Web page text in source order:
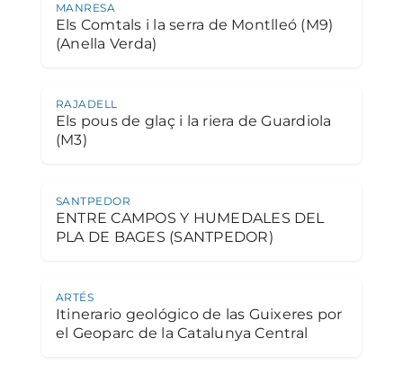
MANRESA
Els Comtals i la serra de Montlleó (M9)
(Anella Verda)
RAJADELL
Els pous de glaç i la riera de Guardiola
(M3)
SANTPEDOR
ENTRE CAMPOS Y HUMEDALES DEL
PLA DE BAGES (SANTPEDOR)
ARTÉS
Itinerario geológico de las Guixeres por
el Geoparc de la Catalunya Central